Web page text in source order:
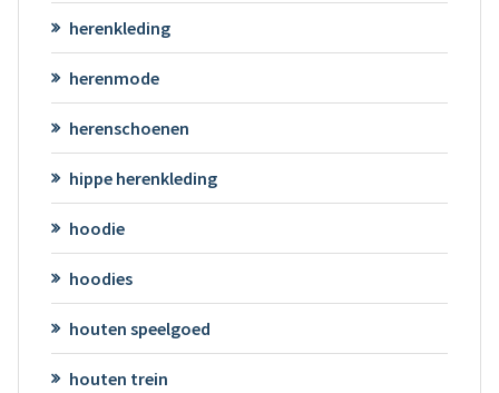
herenkleding
herenmode
herenschoenen
hippe herenkleding
hoodie
hoodies
houten speelgoed
houten trein